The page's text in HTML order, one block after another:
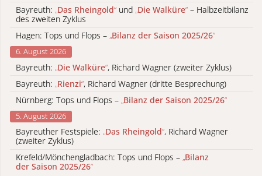
Bayreuth: „Das Rheingold“ und „Die Walküre“ – Halbzeitbilanz
des zweiten Zyklus
Hagen: Tops und Flops – „Bilanz der Saison 2025/26“
6. August 2026
Bayreuth: „Die Walküre“, Richard Wagner (zweiter Zyklus)
Bayreuth: „Rienzi“, Richard Wagner (dritte Besprechung)
Nürnberg: Tops und Flops – „Bilanz der Saison 2025/26“
5. August 2026
Bayreuther Festspiele: „Das Rheingold“, Richard Wagner
(zweiter Zyklus)
Krefeld/Mönchengladbach: Tops und Flops – „Bilanz
der Saison 2025/26“